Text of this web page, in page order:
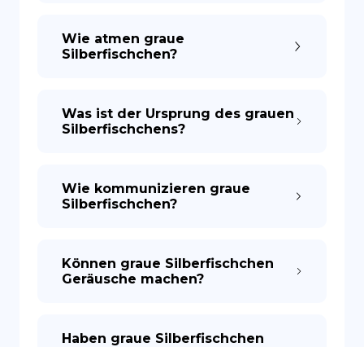
Wie atmen graue
Silberfischchen?
Was ist der Ursprung des grauen
Silberfischchens?
Wie kommunizieren graue
Silberfischchen?
Können graue Silberfischchen
Geräusche machen?
Haben graue Silberfischchen